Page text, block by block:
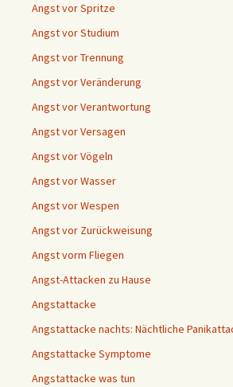
Angst vor Spritze
Angst vor Studium
Angst vor Trennung
Angst vor Veränderung
Angst vor Verantwortung
Angst vor Versagen
Angst vor Vögeln
Angst vor Wasser
Angst vor Wespen
Angst vor Zurückweisung
Angst vorm Fliegen
Angst-Attacken zu Hause
Angstattacke
Angstattacke nachts: Nächtliche
Angstattacke Symptome
Angstattacke was tun